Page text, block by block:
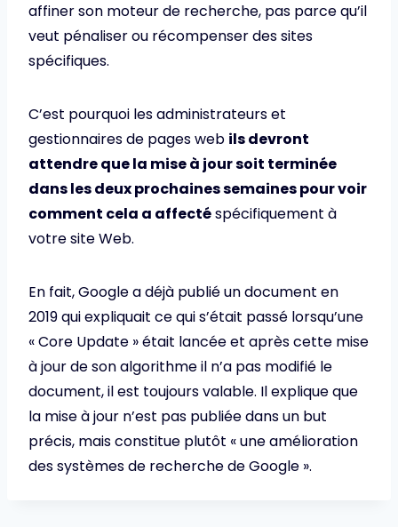
affiner son moteur de recherche, pas parce qu’il
veut pénaliser ou récompenser des sites
spécifiques.
C’est pourquoi les administrateurs et
gestionnaires de pages web ils devront
attendre que la mise à jour soit terminée
dans les deux prochaines semaines pour voir
comment cela a affectéspécifiquement à
votre site Web.
En fait, Google a déjà publié un document en
2019 qui expliquait ce qui s’était passé lorsqu’une
« Core Update » était lancée et après cette mise
à jour de son algorithme il n’a pas modifié le
document, il est toujours valable. Il explique que
la mise à jour n’est pas publiée dans un but
précis, mais constitue plutôt « une amélioration
des systèmes de recherche de Google ».